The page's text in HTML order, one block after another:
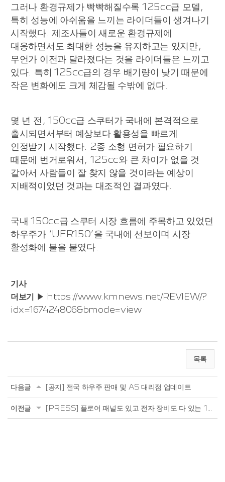
그러나 환경규제가 빡빡해질수록 125cc급 모델,
특히 성능에 아쉬움을 느끼는 라이더들이 생겨나기
시작했다. 제조사들이 새로운 환경규제에
대응하면서도 최대한 성능을 유지하고는 있지만,
무언가 이전과 달라졌다는 것을 라이더들은 느끼고
있다. 특히 125cc급의 경우 배기량이 낮기 때문에
작은 변화에도 크게 체감될 수밖에 없다.
몇 년 전, 150cc급 스쿠터가 국내에 본격적으로
출시되면서부터 예상보다 활용성을 빠르게
인정받기 시작했다. 2종 소형 면허가 필요하기
때문에 번거로워서, 125cc와 큰 차이가 없을 것
같아서 사람들이 잘 찾지 않을 것이라는 예상이
지배적이었던 것과는 대조적인 결과였다.
국내 150cc급 스쿠터 시장 흐름에 주목하고 있었던
하우주가 ‘UFR150’을 국내에 선보이며 시장
활성화에 불을 붙였다.
기사
더보기 ▶ https://www.kmnews.net/REVIEW/?
idx=167424806&bmode=view
목록
다음글 [공지] 전국 하우주 판매 및 AS 대리점 업데이트
이전글 [PRESS] 플로어 패널도 있고 전자 장비도 다 있는 125 스쿠터